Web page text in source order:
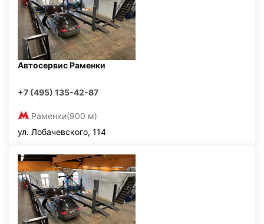
Автосервис Раменки
+7 (495) 135-42-87
Раменки(900 м)
ул. Лобачевского, 114